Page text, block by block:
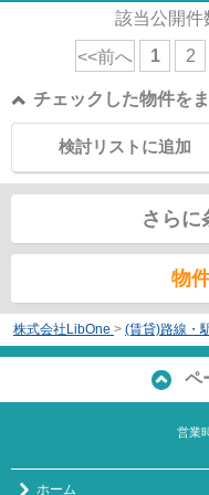
該当公開件
<<前へ 1 2
チェックした物件を
検討リストに追加
さらに
物
株式会社LibOne > (賃貸)路線・
ペ
営業
ホーム